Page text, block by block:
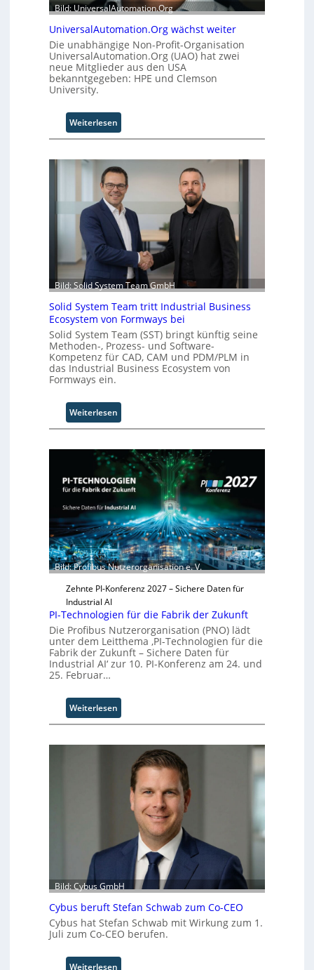
Bild: UniversalAutomation.Org
UniversalAutomation.Org wächst weiter
Die unabhängige Non-Profit-Organisation
UniversalAutomation.Org (UAO) hat zwei
neue Mitglieder aus den USA
bekanntgegeben: HPE und Clemson
University.
Weiterlesen
U
i
v
e
r
s
a
l
A
u
t
o
m
a
t
i
n
O
g
h
s
t
w
e
i
t
e
r
Bild: Solid System Team GmbH
Solid System Team tritt Industrial Business
Ecosystem von Formways bei
Solid System Team (SST) bringt künftig seine
Methoden-, Prozess- und Software-
Kompetenz für CAD, CAM und PDM/PLM in
das Industrial Business Ecosystem von
Formways ein.
Weiterlesen
S
l
d
S
y
s
t
e
m
T
e
m
r
i
t
d
s
n
e
s
s
E
o
Bild: Profibus Nutzerorganisation e. V.
Zehnte PI-Konferenz 2027 – Sichere Daten für
Industrial AI
PI-Technologien für die Fabrik der Zukunft
Die Profibus Nutzerorganisation (PNO) lädt
unter dem Leitthema ‚PI-Technologien für die
Fabrik der Zukunft – Sichere Daten für
Industrial AI‘ zur 10. PI-Konferenz am 24. und
25. Februar…
Weiterlesen
P
-
i
e
n
f
ü
d
Bild: Cybus GmbH
Cybus beruft Stefan Schwab zum Co-CEO
Cybus hat Stefan Schwab mit Wirkung zum 1.
Juli zum Co-CEO berufen.
Weiterlesen